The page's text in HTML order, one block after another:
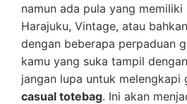
namun ada pula yang
Harajuku, Vintage, atau
dengan beberapa perpaduan
kamu yang suka tampil
jangan lupa untuk melengkapi
casual totebag. Ini akan